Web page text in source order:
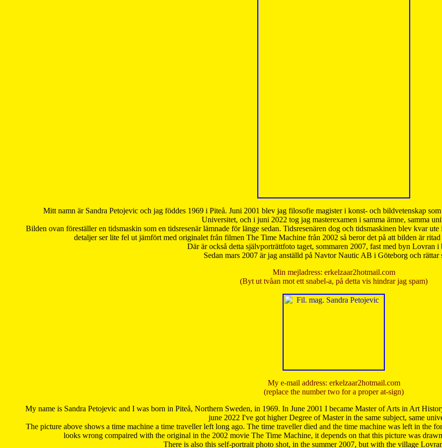
Mitt namn är Sandra Petojevic och jag föddes 1969 i Piteå. Juni 2001 blev jag filosofie magister i konst- och bildvetenskap
Universitet, och i juni 2022 tog jag masterexamen i samma ämne, samma
Bilden ovan föreställer en tidsmaskin som en tidsresenär lämnade för länge sedan. Tidsresenären dog och tidsmaskinen blev kvar
detaljer ser lite fel ut jämfört med originalet från filmen The Time Machine från 2002 så beror det på att bilden är
Där är också detta självporträttfoto taget, sommaren 2007, fast med byn Lovran i
Sedan mars 2007 är jag anställd på Navtor Nautic AB i Göteborg och rättar
Min mejladress: erkelzaar2hotmail.com
(Byt ut tvåan mot ett snabel-a, på detta vis hindrar jag spam)
My e-mail address: erkelzaar2hotmail.com
(replace the number two for a proper at-sign)
My name is Sandra Petojevic and I was born in Piteå, Northern Sweden, in 1969. In June 2001 I became Master of Arts in Art
june 2022 I've got higher Degree of Master in the same subject, same
The picture above shows a time machine a time traveller left long ago. The time traveller died and the time machine was left in the
looks wrong compaired with the original in the 2002 movie The Time Machine, it depends on that this picture was
There is also this self-portrait photo shot, in the summer 2007, but with the village